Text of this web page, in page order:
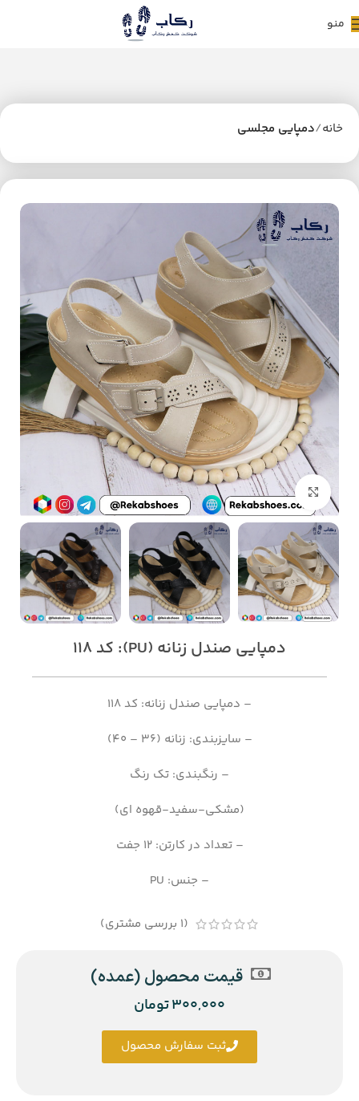
منو
خانه دمپایی مجلسی
دمپایی صندل زنانه (PU): کد 118
– دمپایی صندل زنانه: کد 118
– سایزبندی: زنانه (36 – 40)
– رنگبندی: تک رنگ
(مشکی-سفید-قهوه ای)
– تعداد در کارتن: 12 جفت
– جنس: PU
(
1 بررسی مشتری)
قیمت محصول (عمده)
300,000تومان
ثبت سفارش محصول
بزرگنمایی تصویر